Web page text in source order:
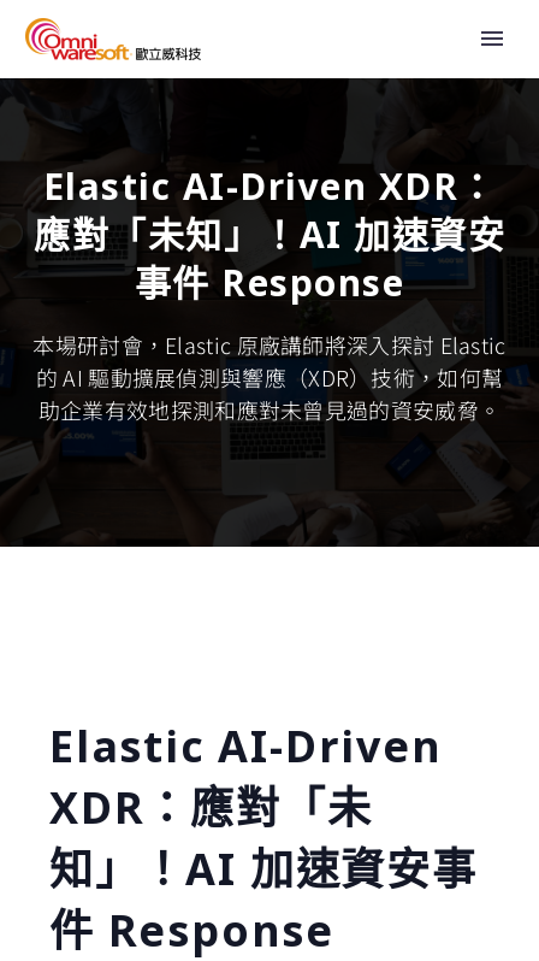
Elastic AI-Driven XDR：
應對「未知」！AI 加速資安
事件 Response
本場研討會，Elastic 原廠講師將深入探討 Elastic
的 AI 驅動擴展偵測與響應（XDR）技術，如何幫
助企業有效地探測和應對未曾見過的資安威脅。
Elastic AI-Driven
XDR：應對「未
知」！AI 加速資安事
件 Response